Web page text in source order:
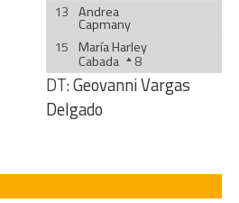
13 Andrea
Capmany
15 María Harley
Cabada 8
DT:Geovanni Vargas
Delgado